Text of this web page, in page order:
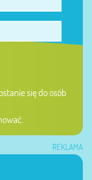
się do osób
REKLAMA